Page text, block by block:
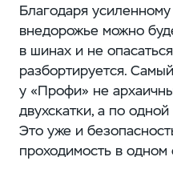
Благодаря
внедорожье можно
в шинах и не
разбортируется.
у «Профи» не
двухскатки, а по
Это уже и
проходимость в одном